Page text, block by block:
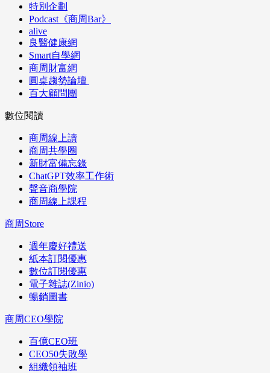
特別企劃
Podcast《商周Bar》
alive
良醫健康網
Smart自學網
商周財富網
圓桌趨勢論壇
百大顧問團
數位閱讀
商周線上讀
商周共學圈
新財富備忘錄
ChatGPT效率工作術
聲音商學院
商周線上課程
商周Store
週年慶好禮送
紙本訂閱優惠
數位訂閱優惠
電子雜誌(Zinio)
暢銷圖書
商周CEO學院
百億CEO班
CEO50失敗學
組織領袖班